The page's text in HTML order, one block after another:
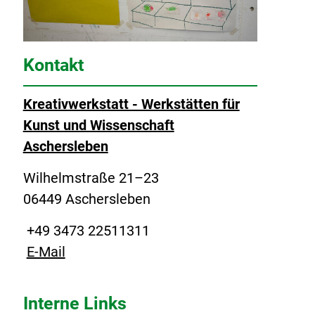
Kontakt
Kreativwerkstatt - Werkstätten für
Kunst und Wissenschaft
Aschersleben
Wilhelmstraße 21–23
06449 Aschersleben
+49 3473 22511311
E-Mail
Interne Links